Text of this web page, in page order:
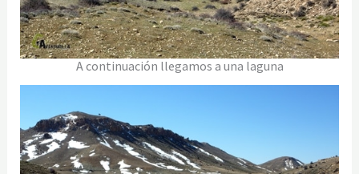
A continuación llegamos a una laguna